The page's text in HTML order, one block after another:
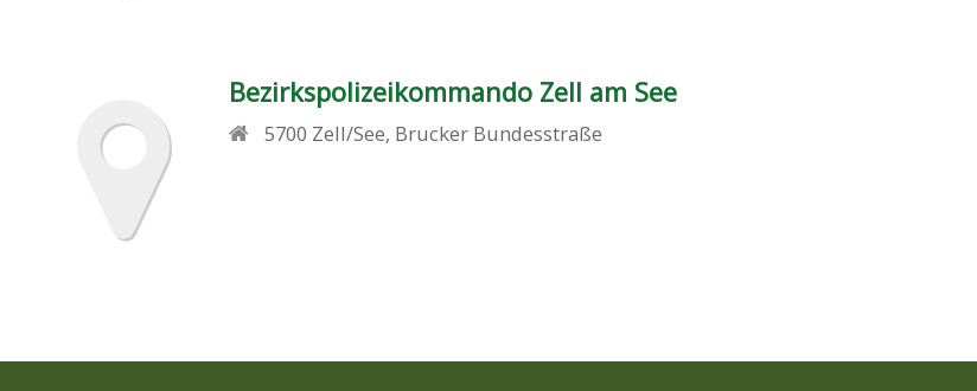
Bezirkspolizeikommando Zell am See
5700 Zell/See, Brucker Bundesstraße